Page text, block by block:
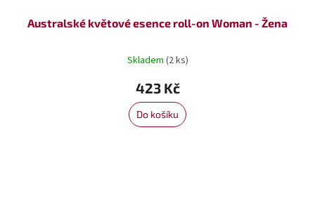
Australské květové esence roll-on Woman - Žena
Skladem (2 ks)
423 Kč
Do košíku